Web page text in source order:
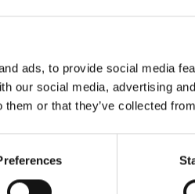
ads, to provide social media
our social media, advertising
them or that they’ve collected
a 2.200 yuan. Oggi gli
del villaggio è aumentato
responsabile per la
alcuni anziani. A
la metà del prezzo.” Trinley
Le politiche del partito
un altro importante mezzo a